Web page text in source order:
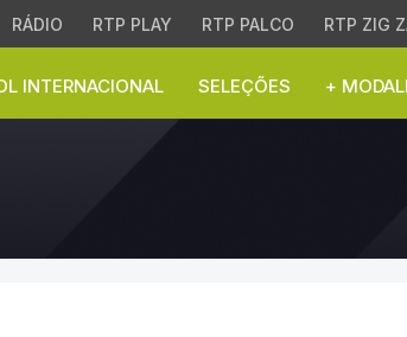
RÁDIO RTP PLAY RTP PALCO RTP ZIG
INTERNACIONAL SELEÇÕES +
Las Vegas e